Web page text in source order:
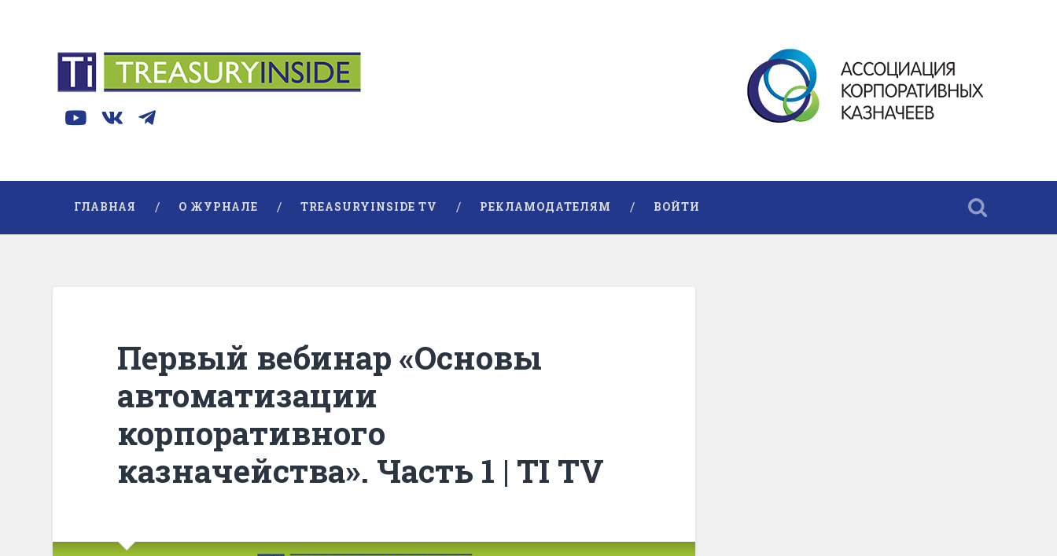
ГЛАВНАЯ О ЖУРНАЛЕ TREASURYINSIDE TV РЕКЛАМОДАТЕЛЯМ ВОЙТИ
Первый вебинар «Основы
автоматизации
корпоративного
казначейства». Часть 1 | TI TV